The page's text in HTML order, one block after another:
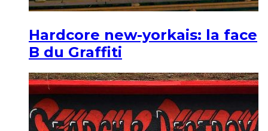
Hardcore new-yorkais: la face
B du Graffiti